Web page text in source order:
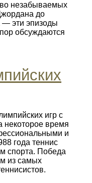
незабываемых
до
— эти эпизоды
обсуждаются
игр с
некоторое время
и
года теннис
спорта. Победа
из самых